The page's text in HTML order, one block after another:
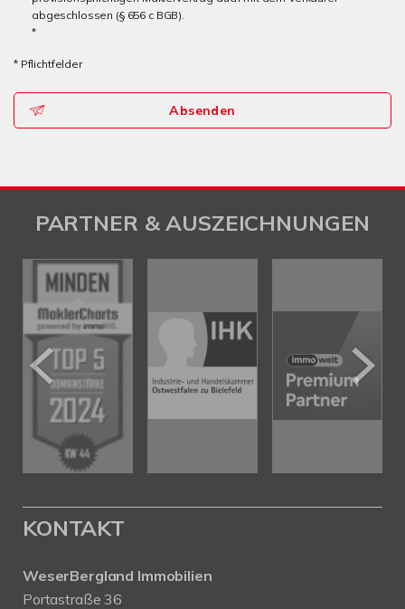
abgeschlossen (§ 656 c BGB).
*
* Pflichtfelder
Absenden
PARTNER & AUSZEICHNUNGEN
KONTAKT
WeserBergland Immobilien
Portastraße 36